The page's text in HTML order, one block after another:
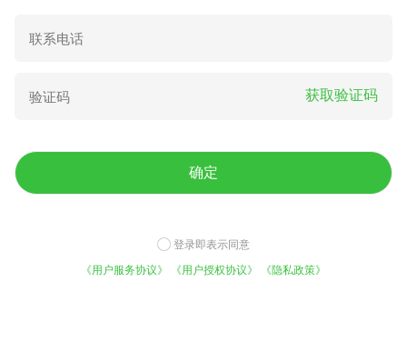
发货准时率91% 经营年限
努力加载中…
关于我们 联系我们 快速注册
APP
客户端
触屏版
获取验证码
确定
登录即表示同意
《用户服务协议》
《用户授权协议》 《隐私政策》